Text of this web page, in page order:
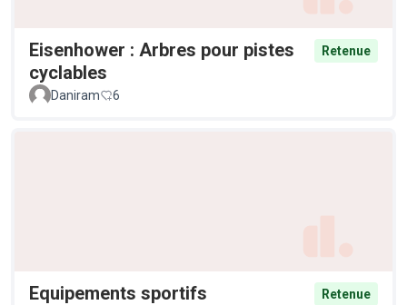
Eisenhower : Arbres pour pistes
cyclables
Retenue
Daniram 6
Equipements sportifs
Retenue